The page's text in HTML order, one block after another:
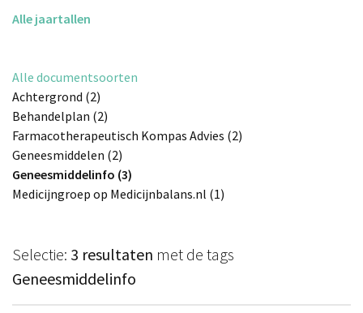
Alle jaartallen
Alle documentsoorten
Achtergrond (2)
Behandelplan (2)
Farmacotherapeutisch Kompas Advies (2)
Geneesmiddelen (2)
Geneesmiddelinfo (3)
Medicijngroep op Medicijnbalans.nl (1)
Selectie: 3 resultaten met de tags
Geneesmiddelinfo